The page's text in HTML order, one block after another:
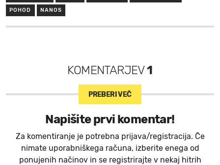
POHOD NANOS
KOMENTARJEV1
PREBERI VEČ
Napišite prvi komentar!
Za komentiranje je potrebna prijava/registracija. Če
nimate uporabniškega računa, izberite enega od
ponujenih načinov in se registrirajte v nekaj hitrih